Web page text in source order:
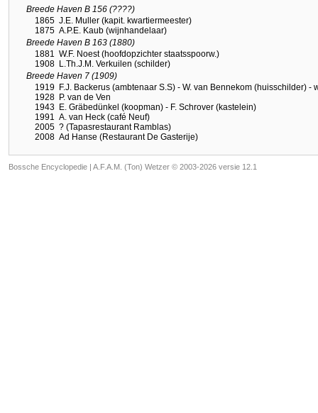
Breede Haven B 156 (????)
1865 J.E. Muller (kapit. kwartiermeester)
1875 A.P.E. Kaub (wijnhandelaar)
Breede Haven B 163 (1880)
1881 W.F. Noest (hoofdopzichter staatsspoorw.)
1908 L.Th.J.M. Verkuilen (schilder)
Breede Haven 7 (1909)
1919 F.J. Backerus (ambtenaar S.S) - W. van Bennekom (huisschilder) -
1928 P. van de Ven
1943 E. Gräbedünkel (koopman) - F. Schrover (kastelein)
1991 A. van Heck (café Neuf)
2005 ? (Tapasrestaurant Ramblas)
2008 Ad Hanse (Restaurant De Gasterije)
Bossche Encyclopedie | A.F.A.M. (Ton) Wetzer © 2003-2026 versie 12.1